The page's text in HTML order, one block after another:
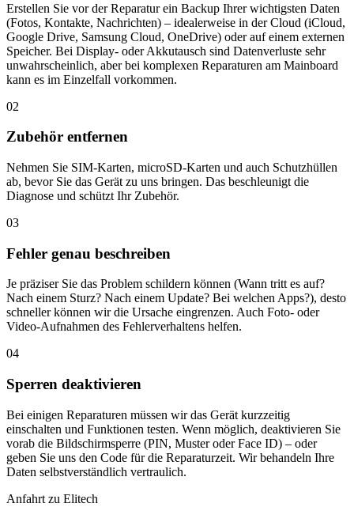
Erstellen Sie vor der Reparatur ein Backup Ihrer wichtigsten Daten
(Fotos, Kontakte, Nachrichten) – idealerweise in der Cloud (iCloud,
Google Drive, Samsung Cloud, OneDrive) oder auf einem externen
Speicher. Bei Display- oder Akkutausch sind Datenverluste sehr
unwahrscheinlich, aber bei komplexen Reparaturen am Mainboard
kann es im Einzelfall vorkommen.
02
Zubehör entfernen
Nehmen Sie SIM-Karten, microSD-Karten und auch Schutzhüllen
ab, bevor Sie das Gerät zu uns bringen. Das beschleunigt die
Diagnose und schützt Ihr Zubehör.
03
Fehler genau beschreiben
Je präziser Sie das Problem schildern können (Wann tritt es auf?
Nach einem Sturz? Nach einem Update? Bei welchen Apps?), desto
schneller können wir die Ursache eingrenzen. Auch Foto- oder
Video-Aufnahmen des Fehlerverhaltens helfen.
04
Sperren deaktivieren
Bei einigen Reparaturen müssen wir das Gerät kurzzeitig
einschalten und Funktionen testen. Wenn möglich, deaktivieren Sie
vorab die Bildschirmsperre (PIN, Muster oder Face ID) – oder
geben Sie uns den Code für die Reparaturzeit. Wir behandeln Ihre
Daten selbstverständlich vertraulich.
Anfahrt zu Elitech